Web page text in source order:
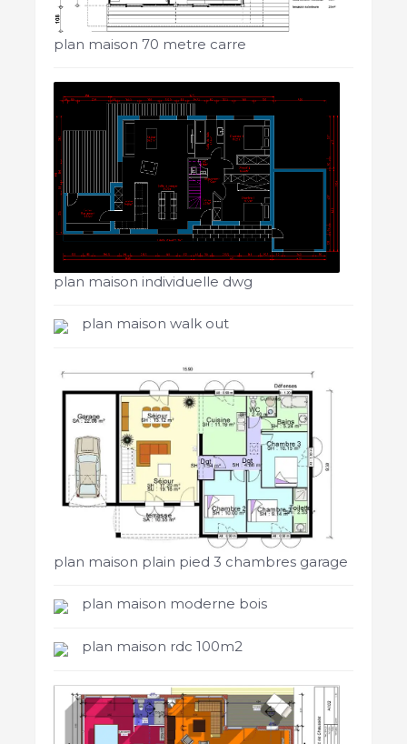
plan maison 70 metre carre
plan maison individuelle dwg
plan maison walk out
plan maison plain pied 3 chambres garage
plan maison moderne bois
plan maison rdc 100m2